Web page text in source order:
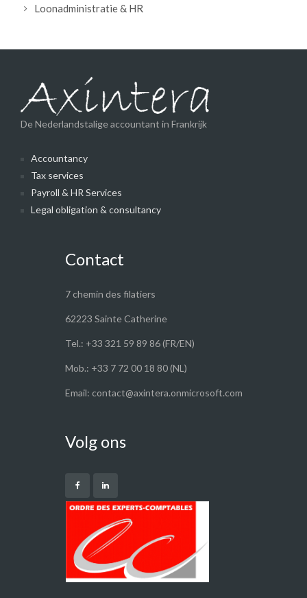
Loonadministratie & HR
De Nederlandstalige accountant in Frankrijk
Accountancy
Tax services
Payroll & HR Services
Legal obligation & consultancy
Contact
7 chemin des filatiers
62223 Sainte Catherine
Tel.: +33 321 59 89 86 (FR/EN)
Mob.: +33 7 72 00 18 80 (NL)
Email: contact@axintera.onmicrosoft.com
Volg ons